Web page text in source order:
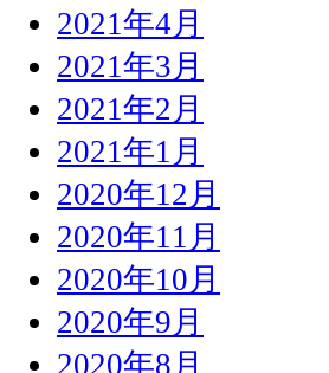
2021年4月
2021年3月
2021年2月
2021年1月
2020年12月
2020年11月
2020年10月
2020年9月
2020年8月